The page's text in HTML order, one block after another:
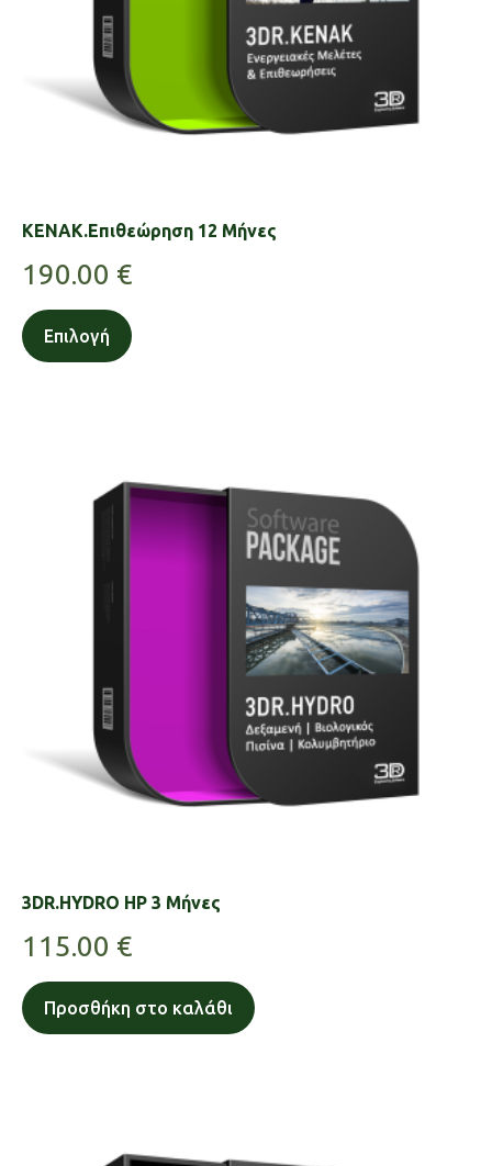
KENAK.Επιθεώρηση 12 Μήνες
190.00 €
Επιλογή
3DR.HYDRO HP 3 Μήνες
115.00 €
Προσθήκη στο καλάθι